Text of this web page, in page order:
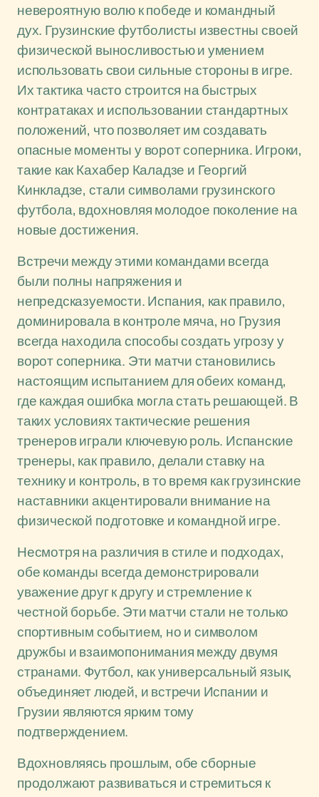
невероятную волю к победе и командный
дух. Грузинские футболисты известны своей
физической выносливостью и умением
использовать свои сильные стороны в игре.
Их тактика часто строится на быстрых
контратаках и использовании стандартных
положений, что позволяет им создавать
опасные моменты у ворот соперника. Игроки,
такие как Кахабер Каладзе и Георгий
Кинкладзе, стали символами грузинского
футбола, вдохновляя молодое поколение на
новые достижения.
Встречи между этими командами всегда
были полны напряжения и
непредсказуемости. Испания, как правило,
доминировала в контроле мяча, но Грузия
всегда находила способы создать угрозу у
ворот соперника. Эти матчи становились
настоящим испытанием для обеих команд,
где каждая ошибка могла стать решающей. В
таких условиях тактические решения
тренеров играли ключевую роль. Испанские
тренеры, как правило, делали ставку на
технику и контроль, в то время как грузинские
наставники акцентировали внимание на
физической подготовке и командной игре.
Несмотря на различия в стиле и подходах,
обе команды всегда демонстрировали
уважение друг к другу и стремление к
честной борьбе. Эти матчи стали не только
спортивным событием, но и символом
дружбы и взаимопонимания между двумя
странами. Футбол, как универсальный язык,
объединяет людей, и встречи Испании и
Грузии являются ярким тому
подтверждением.
Вдохновляясь прошлым, обе сборные
продолжают развиваться и стремиться к